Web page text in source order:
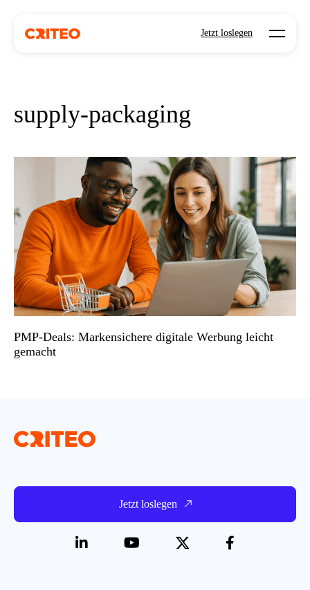
Jetzt loslegen Open
supply-packaging
PMP-Deals: Markensichere digitale Werbung leicht
gemacht
Jetzt loslegen